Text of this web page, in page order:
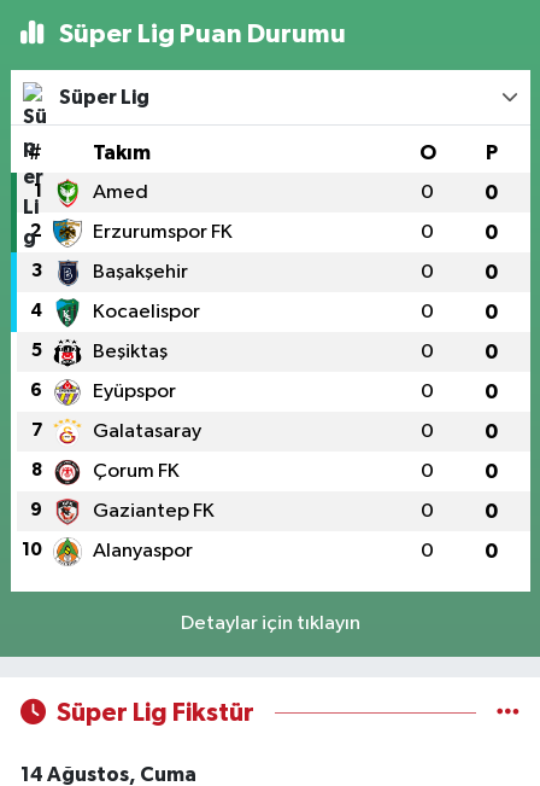
Süper Lig Puan Durumu
Süper Lig
# Takım O P
1 Amed 0 0
2 Erzurumspor FK 0 0
3 Başakşehir 0 0
4 Kocaelispor 0 0
5 Beşiktaş 0 0
6 Eyüpspor 0 0
7 Galatasaray 0 0
8 Çorum FK 0 0
9 Gaziantep FK 0 0
10 Alanyaspor 0 0
Detaylar için tıklayın
Süper Lig Fikstür
14 Ağustos, Cuma